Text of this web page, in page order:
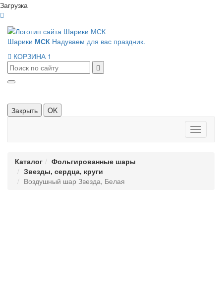
Загрузка
Шарики МСК Надуваем для вас праздник.
КОРЗИНА 1
Закрыть OK
Панель
Каталог
Фольгированные шары
Звезды, сердца, круги
Воздушный шар Звезда, Белая